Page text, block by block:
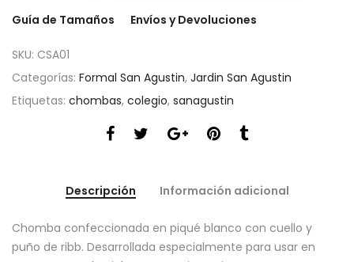
Guía de Tamaños Envíos y Devoluciones
SKU: CSA01
Categorías: Formal San Agustin, Jardin San Agustin
Etiquetas: chombas, colegio, sanagustin
Descripción Información adicional
Chomba confeccionada en piqué blanco con cuello y
puño de ribb. Desarrollada especialmente para usar en